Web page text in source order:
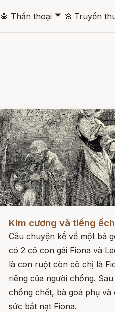
🔱 Thần thoại 🞃 🕌 Truyền
Kim cương và tiếng
Câu chuyện kể về một bà
có 2 cô con gái Fiona và
là con ruột còn cô chị là
riêng của người chồng.
chồng chết, bà goá phụ và
sức bắt nạt Fiona.